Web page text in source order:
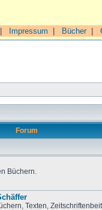
Impressum Bücher|
Forum
Büchern.
Texten,